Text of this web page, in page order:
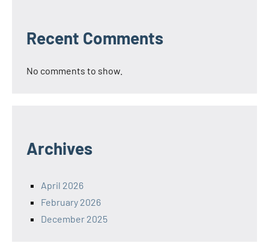
Recent Comments
No comments to show.
Archives
April 2026
February 2026
December 2025